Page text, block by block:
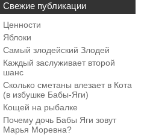
Свежие публикации
Ценности
Яблоки
Самый злодейский Злодей
Каждый заслуживает второй
шанс
Сколько сметаны влезает в Кота
(в избушке Бабы-Яги)
Кощей на рыбалке
Почему дочь Бабы Яги зовут
Марья Моревна?